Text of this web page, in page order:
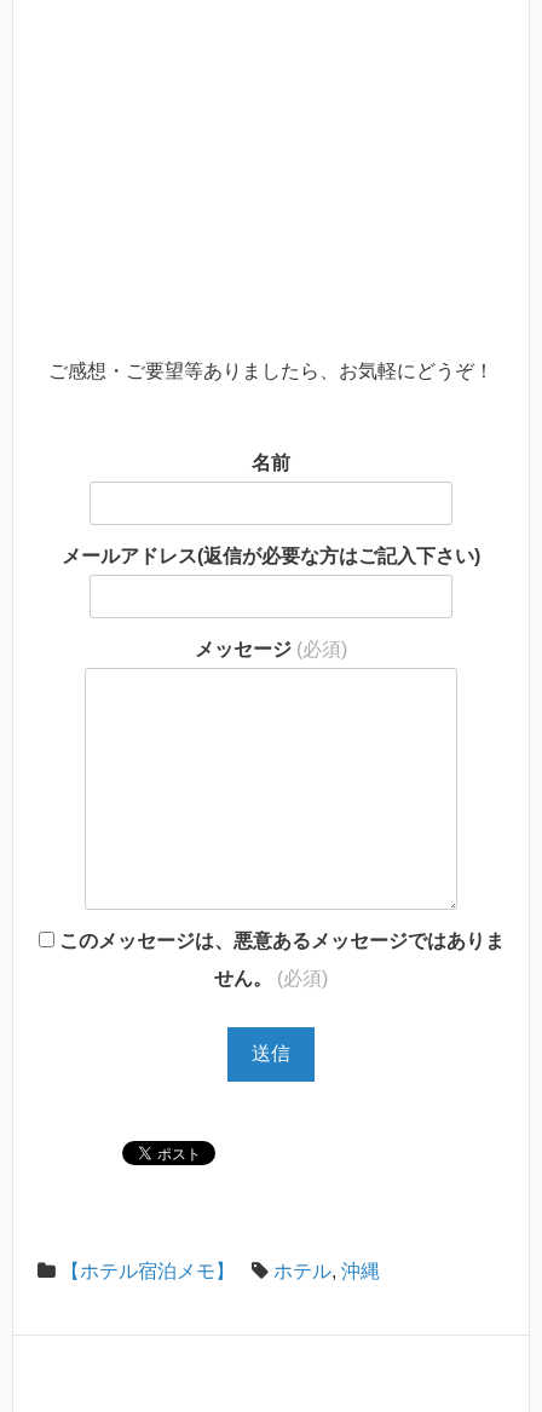
ご感想・ご要望等ありましたら、お気軽にどうぞ！
名前
メールアドレス(返信が必要な方はご記入下さい)
メッセージ (必須)
このメッセージは、悪意あるメッセージではありま
せん。
(必須)
【ホテル宿泊メモ】 ホテル, 沖縄